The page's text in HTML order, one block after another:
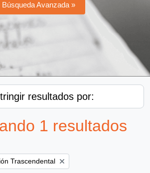
Búsqueda Avanzada »
resultados por:
1 resultados
Trascendental